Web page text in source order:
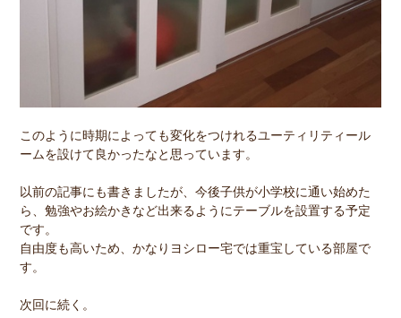
このように時期によっても変化をつけれるユーティリティール
ームを設けて良かったなと思っています。
以前の記事にも書きましたが、今後子供が小学校に通い始めた
ら、勉強やお絵かきなど出来るようにテーブルを設置する予定
です。
自由度も高いため、かなりヨシロー宅では重宝している部屋で
す。
次回に続く。